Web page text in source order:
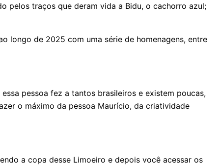
pelos traços que deram vida a Bidu, o cachorro azul;
longo de 2025 com uma série de homenagens, entre
pessoa fez a tantos brasileiros e existem poucas,
o máximo da pessoa Maurício, da criatividade
a copa desse Limoeiro e depois você acessar os